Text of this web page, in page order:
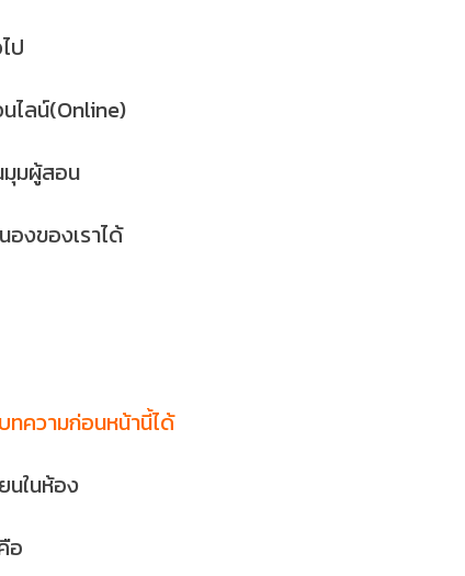
ป
ไลน์(Online)
มุมผู้สอน
งของเราได้
ทความก่อนหน้านี้ได้
นในห้อง
อ